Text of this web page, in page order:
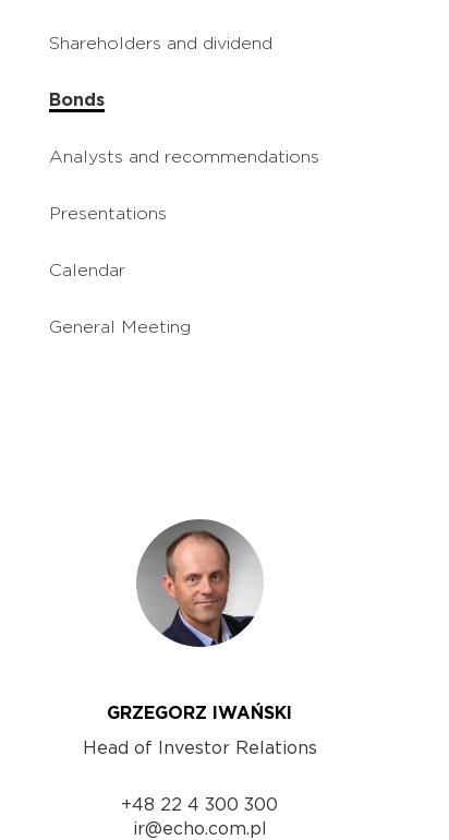
Shareholders and dividend
Bonds
Analysts and recommendations
Presentations
Calendar
General Meeting
GRZEGORZ IWAŃSKI
Head of Investor Relations
+48 22 4 300 300
ir@echo.com.pl